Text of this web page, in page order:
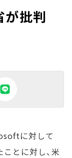
が批判
に対して
とに対し、米